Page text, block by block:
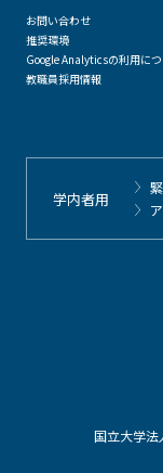
国立大学
お問い合わせ
推奨環境
Google Analyticsの利用に
教職員採用情報
学内者用